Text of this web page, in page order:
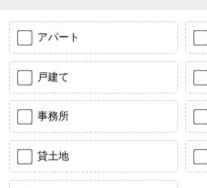
アパート
戸建て
事務所
貸土地